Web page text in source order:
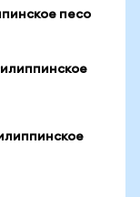
песо